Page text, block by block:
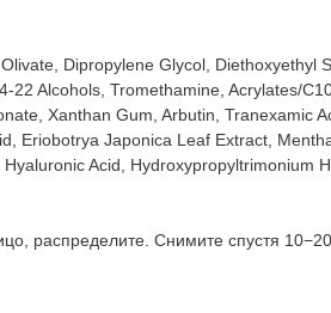
Dipropylene Glycol, Diethoxyethyl
Alcohols, Tromethamine, Acrylates/
Xanthan Gum, Arbutin, Tranexamic
Eriobotrya Japonica Leaf Extract,
Acid, Hydroxypropyltrimonium
распределите. Снимите спустя